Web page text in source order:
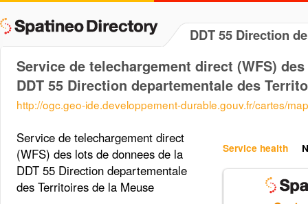
DDT 55 Direction
Service de telechargement direct (WFS)
DDT 55 Direction departementale des
http://ogc.geo-ide.developpement-durable.gouv.fr/cartes/
Service health
Service de telechargement direct
(WFS) des lots de donnees de la
DDT 55 Direction departementale
des Territoires de la Meuse